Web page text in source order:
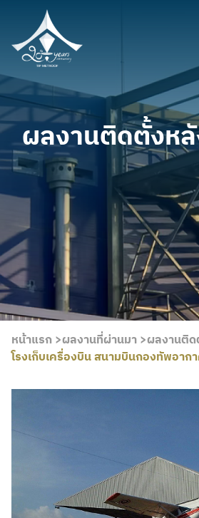
ผลงานติดตั้งห
หน้าแรก >ผลงานที่ผ่านมา >ผลงานติด
โรงเก็บเครื่องบิน สนามบินกองทัพอาก